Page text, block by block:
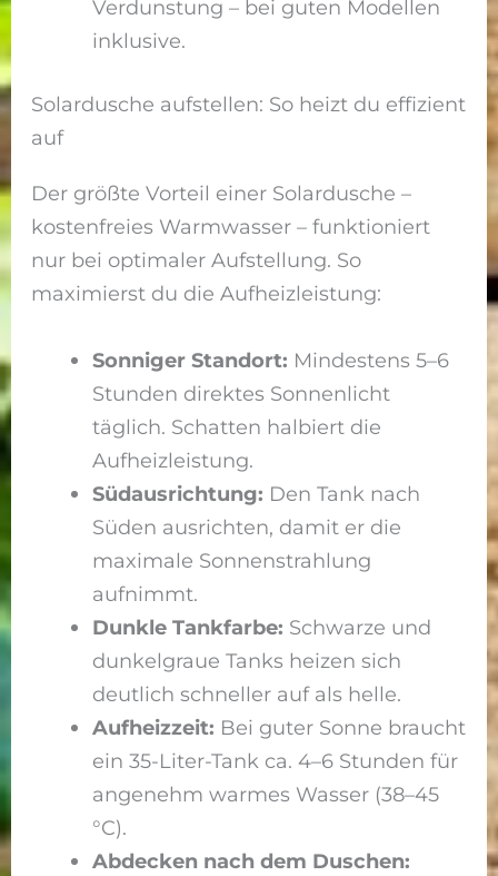
Verdunstung – bei guten Modellen
inklusive.
Solardusche aufstellen: So heizt du effizient
auf
Der größte Vorteil einer Solardusche –
kostenfreies Warmwasser – funktioniert
nur bei optimaler Aufstellung. So
maximierst du die Aufheizleistung:
Sonniger Standort: Mindestens 5–6
Stunden direktes Sonnenlicht
täglich. Schatten halbiert die
Aufheizleistung.
Südausrichtung: Den Tank nach
Süden ausrichten, damit er die
maximale Sonnenstrahlung
aufnimmt.
Dunkle Tankfarbe: Schwarze und
dunkelgraue Tanks heizen sich
deutlich schneller auf als helle.
Aufheizzeit: Bei guter Sonne braucht
ein 35-Liter-Tank ca. 4–6 Stunden für
angenehm warmes Wasser (38–45
°C).
Abdecken nach dem Duschen: